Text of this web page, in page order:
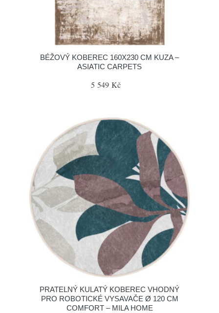
BÉŽOVÝ KOBEREC 160X230 CM KUZA –
ASIATIC CARPETS
5 549 Kč
PRATELNÝ KULATÝ KOBEREC VHODNÝ
PRO ROBOTICKÉ VYSAVAČE Ø 120 CM
COMFORT – MILA HOME